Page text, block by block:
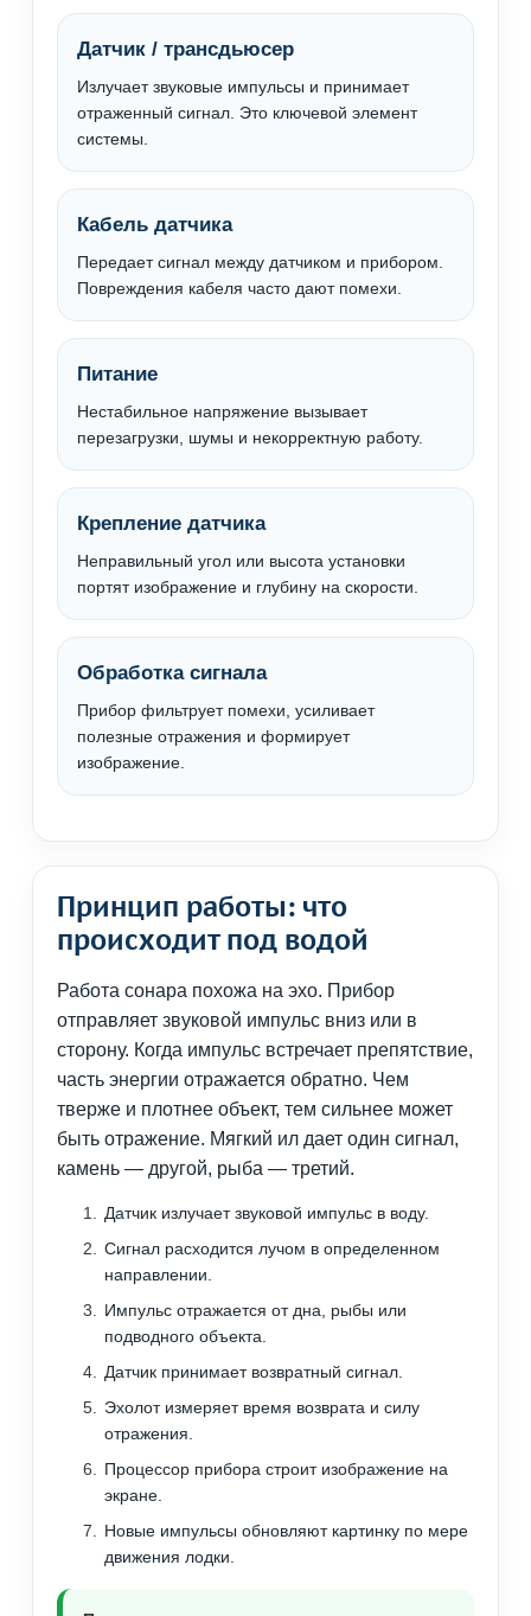
Датчик / трансдьюсер
Излучает звуковые импульсы и принимает
отраженный сигнал. Это ключевой элемент
системы.
Кабель датчика
Передает сигнал между датчиком и прибором.
Повреждения кабеля часто дают помехи.
Питание
Нестабильное напряжение вызывает
перезагрузки, шумы и некорректную работу.
Крепление датчика
Неправильный угол или высота установки
портят изображение и глубину на скорости.
Обработка сигнала
Прибор фильтрует помехи, усиливает
полезные отражения и формирует
изображение.
Принцип работы: что
происходит под водой
Работа сонара похожа на эхо. Прибор
отправляет звуковой импульс вниз или в
сторону. Когда импульс встречает препятствие,
часть энергии отражается обратно. Чем
тверже и плотнее объект, тем сильнее может
быть отражение. Мягкий ил дает один сигнал,
камень — другой, рыба — третий.
Датчик излучает звуковой импульс в воду.
Сигнал расходится лучом в определенном
направлении.
Импульс отражается от дна, рыбы или
подводного объекта.
Датчик принимает возвратный сигнал.
Эхолот измеряет время возврата и силу
отражения.
Процессор прибора строит изображение на
экране.
Новые импульсы обновляют картинку по мере
движения лодки.